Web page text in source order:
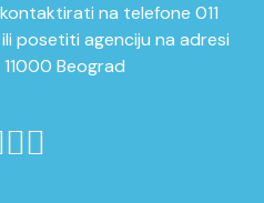
na telefone 011
posetiti agenciju na adresi
Beograd